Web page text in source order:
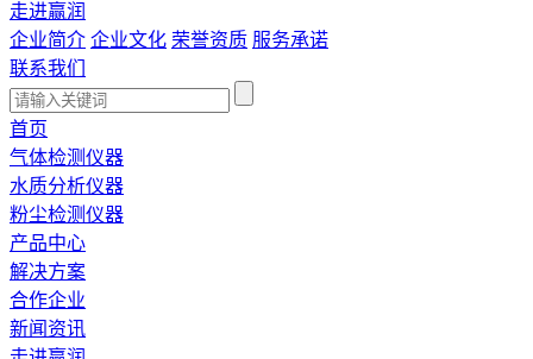
走进赢润
企业简介 企业文化 荣誉资质 服务承诺
联系我们
首页
气体检测仪器
水质分析仪器
粉尘检测仪器
产品中心
解决方案
合作企业
新闻资讯